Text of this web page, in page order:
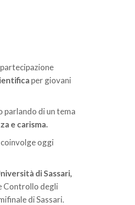
per giovani
parlando di un tema
e carisma.
oggi
di Sassari,
Controllo degli
di Sassari.